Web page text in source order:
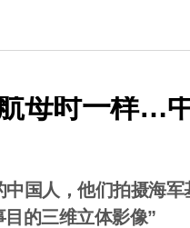
母时一样…
国人，他们拍摄海
的三维立体影像”